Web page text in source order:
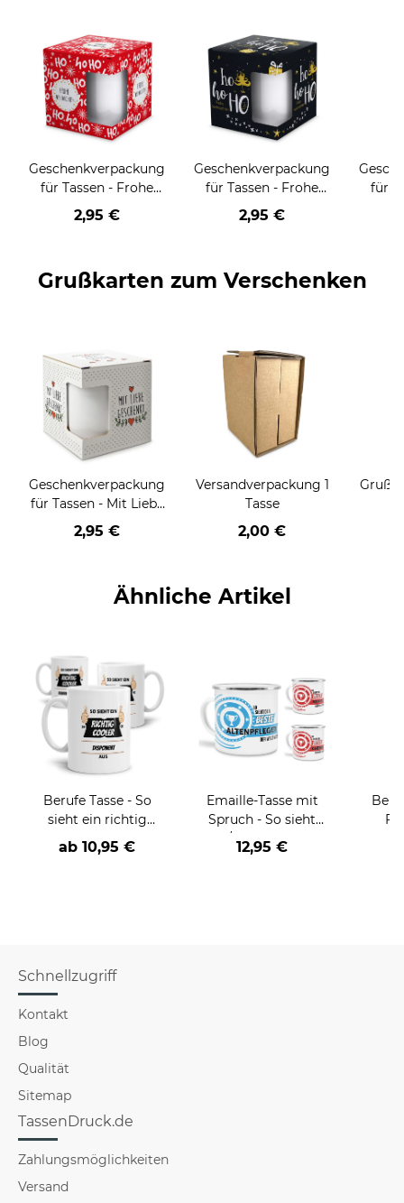
Geschenkverpackung
für Tassen - Frohe
Weihnachten - HO
HO HO - rot
2,95 €
Geschenkverpackung
für Tassen - Frohe
Weihnachten - HO
HO HO - schwarz
2,95 €
für
Grußkarten zum Verschenken
Geschenkverpackung
für Tassen - Mit Liebe
geschenkt
2,95 €
Versandverpackung 1
Tasse
2,00 €
Ähnliche Artikel
Berufe Tasse - So
sieht ein richtig
cooler -BERUF- aus
ab 10,95 €
Emaille-Tasse mit
Spruch - So sieht
der/die beste - Ihr
Beruf - aus
12,95 €
Schnellzugriff
Kontakt
Blog
Qualität
Sitemap
TassenDruck.de
Zahlungsmöglichkeiten
Versand